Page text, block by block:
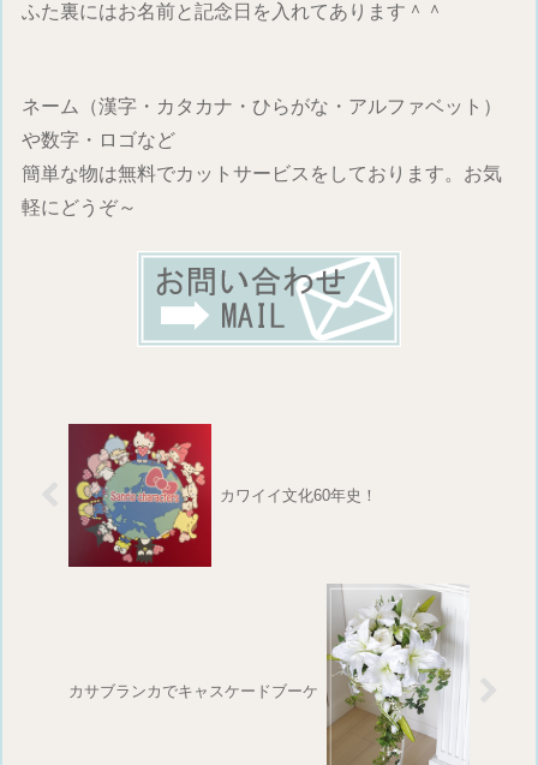
ふた裏にはお名前と記念日を入れてあります＾＾
ネーム（漢字・カタカナ・ひらがな・アルファベット）
や数字・ロゴなど
簡単な物は無料でカットサービスをしております。お気
軽にどうぞ～
カワイイ文化60年史！
カサブランカでキャスケードブーケ